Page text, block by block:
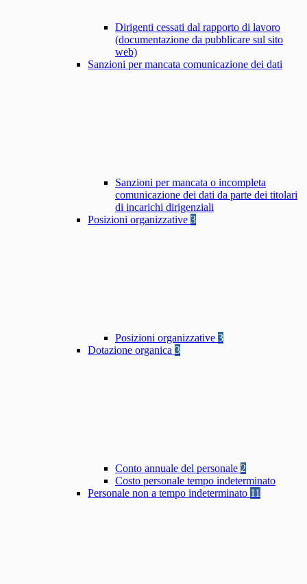
Dirigenti cessati dal rapporto di lavoro
(documentazione da pubblicare sul sito
web)
Sanzioni per mancata comunicazione dei dati
Sanzioni per mancata o incompleta
comunicazione dei dati da parte dei titolari
di incarichi dirigenziali
Posizioni organizzative 3
Posizioni organizzative 3
Dotazione organica 3
Conto annuale del personale 2
Costo personale tempo indeterminato
Personale non a tempo indeterminato 11